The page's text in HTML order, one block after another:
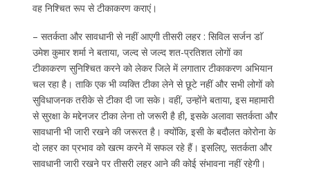
वह निश्चित रूप से टीकाकरण कराएं।
– सतर्कता और सावधानी से नहीं आएगी तीसरी लहर : सिविल सर्जन डाॅ
उमेश कुमार शर्मा ने बताया, जल्द से जल्द शत-प्रतिशत लोगों का
टीकाकरण सुनिश्चित करने को लेकर जिले में लगातार टीकाकरण अभियान
चल रहा है। ताकि एक भी व्यक्ति टीका लेने से छूटे नहीं और सभी लोगों को
सुविधाजनक तरीके से टीका दी जा सके। वहीं, उन्होंने बताया, इस महामारी
से सुरक्षा के मद्देनजर टीका लेना तो जरूरी है ही, इसके अलावा सतर्कता और
सावधानी भी जारी रखने की जरूरत है। क्योंकि, इसी के बदौलत कोरोना के
दो लहर का प्रभाव को खत्म करने में सफल रहे हैं। इसलिए, सतर्कता और
सावधानी जारी रखने पर तीसरी लहर आने की कोई संभावना नहीं रहेगी।